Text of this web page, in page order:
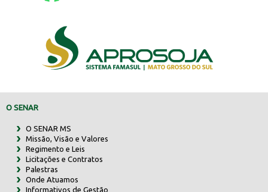
O SENAR
O SENAR MS
Missão, Visão e Valores
Regimento e Leis
Licitações e Contratos
Palestras
Onde Atuamos
Informativos de Gestão